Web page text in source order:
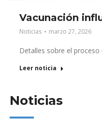
Vacunación
Noticias marzo 27, 2026
Detalles sobre el proceso
Leer noticia
Noticias